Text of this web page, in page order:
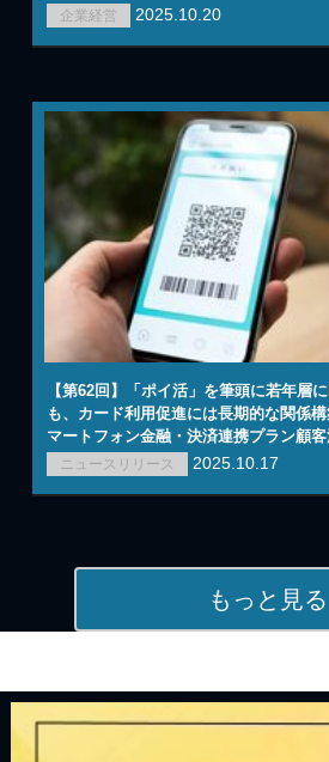
企業経営
2025.10.20
【第62回】「ポイ活」を筆頭に若年層
も、カード利用促進には長期的な関係
マートフォン金融・決済連携プラン顧客
ニュースリリース
2025.10.17
もっと見る